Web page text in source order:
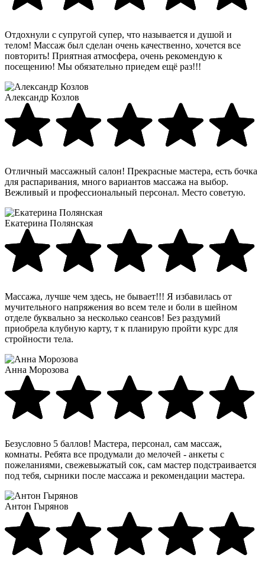
Отдохнули с супругой супер, что называется и душой и
телом! Массаж был сделан очень качественно, хочется все
повторить! Приятная атмосфера, очень рекомендую к
посещению! Мы обязательно приедем ещё раз!!!
Александр Козлов
Отличный массажный салон! Прекрасные мастера, есть бочка
для распаривания, много вариантов массажа на выбор.
Вежливый и профессиональный персонал. Место советую.
Екатерина Полянская
Массажа, лучше чем здесь, не бывает!!! Я избавилась от
мучительного напряжения во всем теле и боли в шейном
отделе буквально за несколько сеансов! Без раздумий
приобрела клубную карту, т к планирую пройти курс для
стройности тела.
Анна Морозова
Безусловно 5 баллов! Мастера, персонал, сам массаж,
комнаты. Ребята все продумали до мелочей - анкеты с
пожеланиями, свежевыжатый сок, сам мастер подстраивается
под тебя, сырники после массажа и рекомендации мастера.
Антон Гырянов